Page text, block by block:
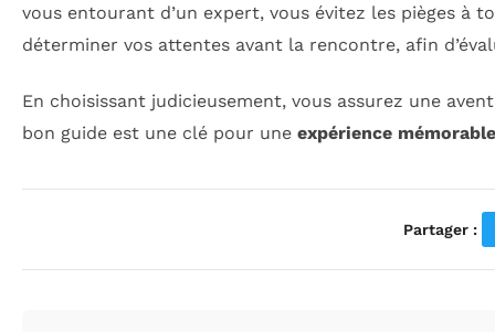
vous entourant d’un expert, vous évitez les pièges à
déterminer vos attentes avant la rencontre, afin
En choisissant judicieusement, vous assurez une
bon guide est une clé pour une expérience mémorable
Partager :